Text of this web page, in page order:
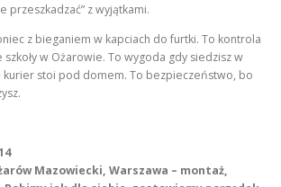
przeszkadzać” z wyjątkami.
z bieganiem w kapciach do furtki. To kontrola
szkoły w Ożarowie. To wygoda gdy siedzisz w
kurier stoi pod domem. To bezpieczeństwo, bo
Mazowiecki, Warszawa – montaż,